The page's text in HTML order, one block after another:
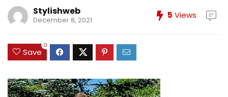
Stylishweb
December 8, 2021 5 Views
Save
0